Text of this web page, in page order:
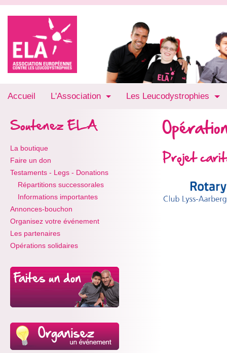
Accueil L'Association Les Leucodystrophies
Soutenez ELA
La boutique
Faire un don
Testaments - Legs - Donations
Répartitions successorales
Informations importantes
Annonces-bouchon
Organisez votre événement
Les partenaires
Opérations solidaires
Projet